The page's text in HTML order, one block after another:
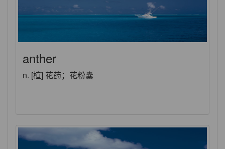
anther
n. [植] 花药；花粉囊